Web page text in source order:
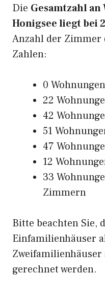
Die Gesamtzahl
Honigsee liegt bei
Anzahl der Zimmer
Zahlen:
0
22
42
51
47
12
33
Zimmern
Bitte beachten Sie,
Einfamilienhäuser
Zweifamilienhäuser
gerechnet werden.